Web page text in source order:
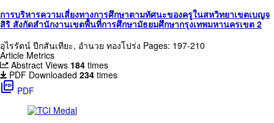
การบริหารความเสี่ยงทางการศึกษาตามทัศนะของครูในสหวิทยาเขตเบญจ
สิริ สังกัดสำนักงานเขตพื้นที่การศึกษามัธยมศึกษากรุงเทพมหานครเขต 2
อุไรรัตน์ ปีกสันเทียะ, อำนวย ทองโปร่ง Pages: 197-210
Article Metrics
Abstract Views 184 times
PDF Downloaded 234times
picture_as_pdf PDF